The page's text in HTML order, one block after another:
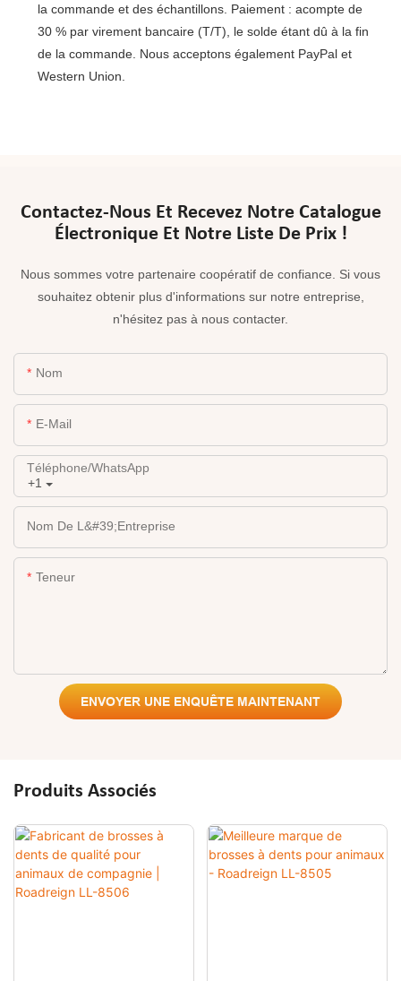
la commande et des échantillons. Paiement : acompte de
30 % par virement bancaire (T/T), le solde étant dû à la fin
de la commande. Nous acceptons également PayPal et
Western Union.
Contactez-Nous Et Recevez Notre Catalogue
Électronique Et Notre Liste De Prix !
Nous sommes votre partenaire coopératif de confiance. Si vous
souhaitez obtenir plus d'informations sur notre entreprise,
n'hésitez pas à nous contacter.
Nom
E-Mail
+1
Téléphone/WhatsApp
Nom De L&#39;entreprise
Teneur
ENVOYER UNE ENQUÊTE MAINTENANT
Produits Associés